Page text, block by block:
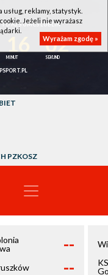
AZS UMCS LUBLIN
02
PZKOSZ
--
--
usług, reklamy, statystyk.
Jeżeli nie wyrażasz
Wyrażam zgodę »